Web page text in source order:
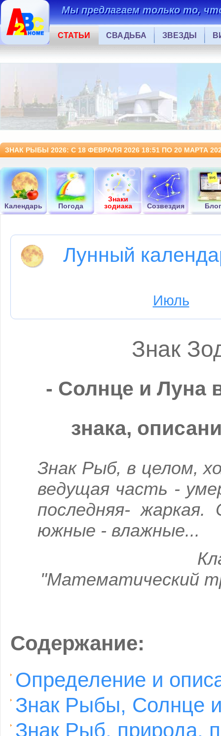
Мы предлагаем только то,
СТАТЬИ СВАДЬБА ЗВЕЗДЫ
ЗНАК РЫБЫ 2026: С 18 ФЕВРАЛЯ 2026 18:51 ПО 20 МАРТА
Календарь Погода
Знаки
зодиака
Созвездия Блог
Лунный
Июль
Знак
- Солнце и Луна
знака,
Знак Рыб, в целом,
ведущая часть -
последняя-
южные - влажные...
"Математический
Содержание:
Определение и
Знак Рыбы, Солнце
Знак Рыб, природа,